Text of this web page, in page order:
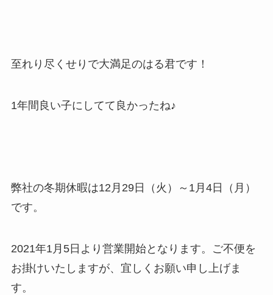
至れり尽くせりで大満足のはる君です！
1年間良い子にしてて良かったね♪
弊社の冬期休暇は12月29日（火）～1月4日（月）
です。
2021年1月5日より営業開始となります。ご不便を
お掛けいたしますが、宜しくお願い申し上げま
す。